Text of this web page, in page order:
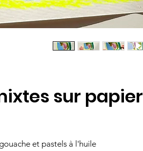
sur papier
et pastels à l'huile